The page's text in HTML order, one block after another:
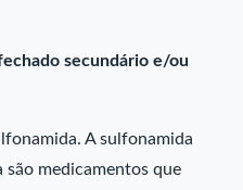
secundário e/ou
A sulfonamida
medicamentos que